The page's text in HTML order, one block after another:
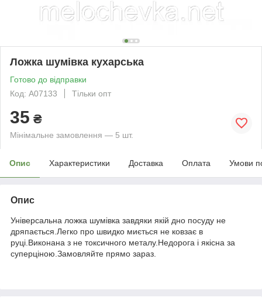
Ложка шумівка кухарська
Готово до відправки
Код: А07133
Тільки опт
35 ₴
Мінімальне замовлення — 5 шт.
Опис Характеристики Доставка Оплата Умови
Опис
Універсальна ложка шумівка завдяки якій дно посуду не
дряпається.Легко про швидко миється не ковзає в
руці.Виконана з не токсичного металу.Недорога і якісна за
суперціною.Замовляйте прямо зараз.